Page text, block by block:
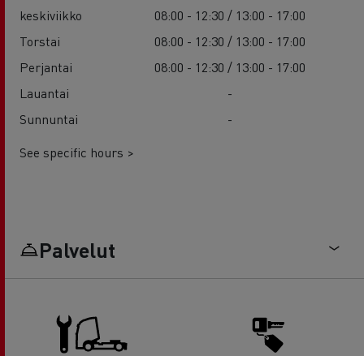
keskiviikko
08:00 - 12:30 / 13:00 - 17:00
Torstai
08:00 - 12:30 / 13:00 - 17:00
Perjantai
08:00 - 12:30 / 13:00 - 17:00
Lauantai
-
Sunnuntai
-
See specific hours >
Palvelut